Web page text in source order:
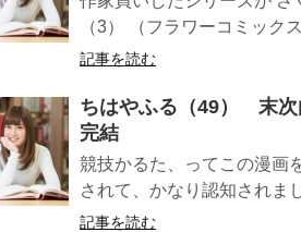
（3） （フラワーコミック
記事を読む
ちはやふる（49） 末
完結
競技かるた、ってこの漫画
されて、かなり認知されま
記事を読む